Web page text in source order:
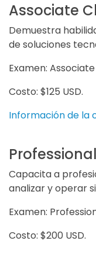
Associate
Demuestra
de soluciones
Examen:
Costo: $125 USD.
Información de la
Capacita a
analizar y operar
Examen:
Costo: $200 USD.